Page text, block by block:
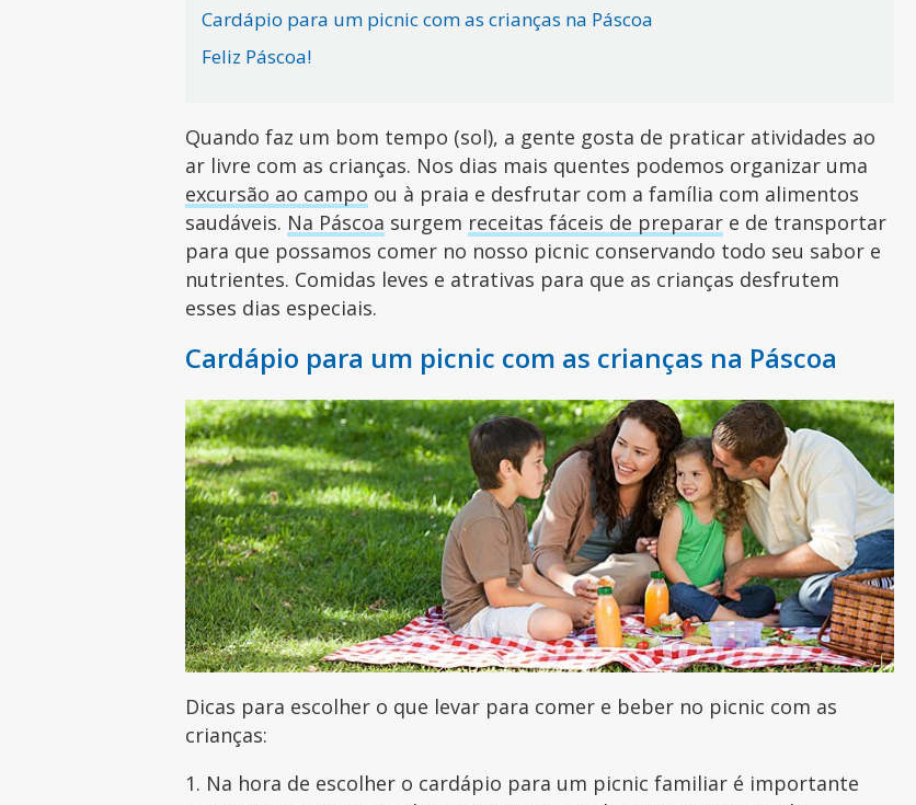
Cardápio para um picnic com as crianças na Páscoa
Feliz Páscoa!
Quando faz um bom tempo (sol), a gente gosta de praticar atividades ao
ar livre com as crianças. Nos dias mais quentes podemos organizar uma
excursão ao campo ou à praia e desfrutar com a família com alimentos
saudáveis. Na Páscoa surgem receitas fáceis de preparar e de transportar
para que possamos comer no nosso picnic conservando todo seu sabor e
nutrientes. Comidas leves e atrativas para que as crianças desfrutem
esses dias especiais.
Cardápio para um picnic com as crianças na Páscoa
Dicas para escolher o que levar para comer e beber no picnic com as
crianças:
1. Na hora de escolher o cardápio para um picnic familiar é importante